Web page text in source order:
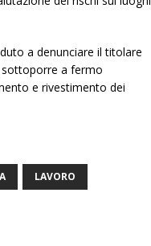
a denunciare il titolare
sottoporre a fermo
e rivestimento dei
LAVORO